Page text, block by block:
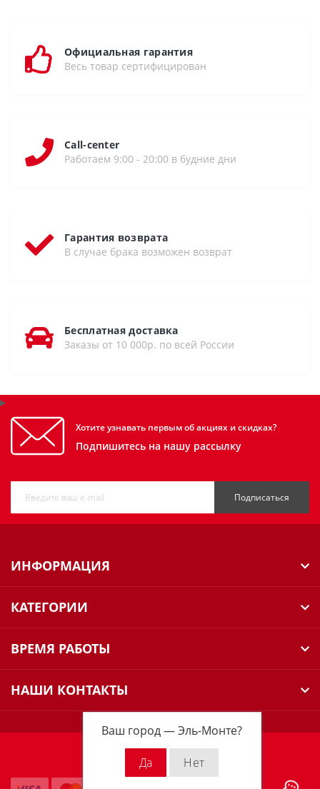
Ваш город —Эль-Монте?
Официальная гарантия
Весь товар сертифицирован
Call-center
Работаем 9:00 - 20:00 в будние дни
Гарантия возврата
В случае брака возможен возврат
Бесплатная доставка
Заказы от 10 000р. по всей России
Хотите узнавать первым об акциях и скидках?
Подпишитесь на нашу рассылку
Подписаться
ИНФОРМАЦИЯ
КАТЕГОРИИ
ВРЕМЯ РАБОТЫ
НАШИ КОНТАКТЫ
Milwaukee Russia © 2026